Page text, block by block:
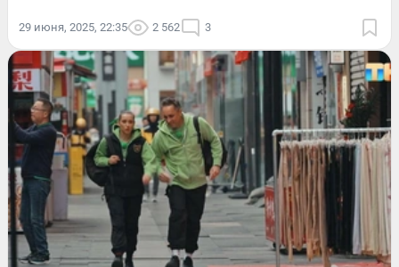
29 июня, 2025, 22:35 2 562 3